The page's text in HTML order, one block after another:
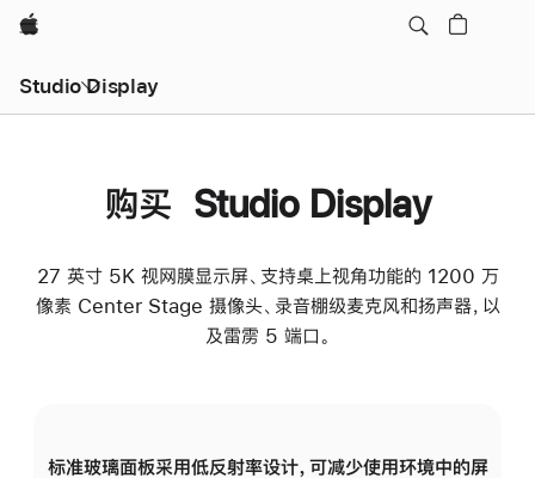
Apple
Studio Display
购买 Studio Display
27 英寸 5K 视网膜显示屏、支持桌上视角功能的 1200 万
像素 Center Stage 摄像头、录音棚级麦克风和扬声器，以
及雷雳 5 端口。
标准玻璃面板采用低反射率设计，可减少使用环境中的屏